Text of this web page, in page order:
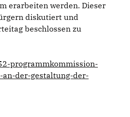
erarbeiten werden. Dieser
diskutiert und
beschlossen zu
programmkommission-
der-gestaltung-der-